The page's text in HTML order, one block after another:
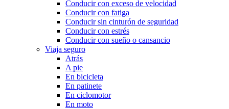
Conducir con exceso de velocidad
Conducir con fatiga
Conducir sin cinturón de seguridad
Conducir con estrés
Conducir con sueño o cansancio
Viaja seguro
Atrás
A pie
En bicicleta
En patinete
En ciclomotor
En moto